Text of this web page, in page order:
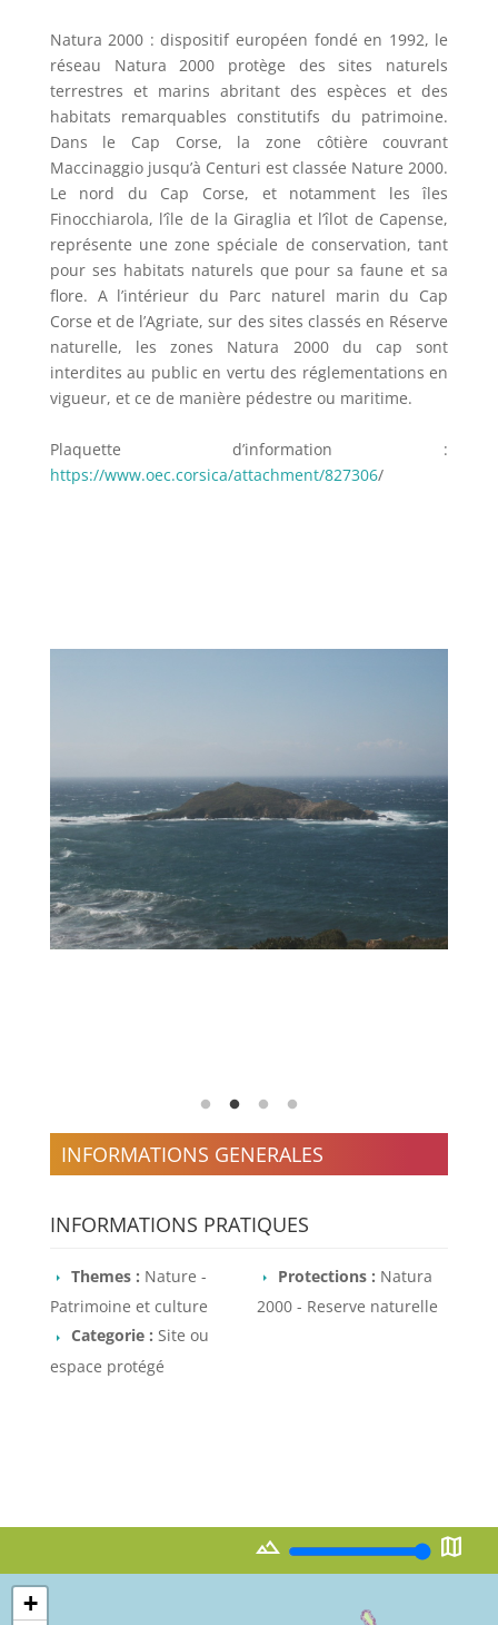
Natura 2000 : dispositif européen fondé en 1992, le
réseau Natura 2000 protège des sites naturels
terrestres et marins abritant des espèces et des
habitats remarquables constitutifs du patrimoine.
Dans le Cap Corse, la zone côtière couvrant
Maccinaggio jusqu’à Centuri est classée Nature 2000.
Le nord du Cap Corse, et notamment les îles
Finocchiarola, l’île de la Giraglia et l’îlot de Capense,
représente une zone spéciale de conservation, tant
pour ses habitats naturels que pour sa faune et sa
flore. A l’intérieur du Parc naturel marin du Cap
Corse et de l’Agriate, sur des sites classés en Réserve
naturelle, les zones Natura 2000 du cap sont
interdites au public en vertu des réglementations en
vigueur, et ce de manière pédestre ou maritime.
Plaquette d’information :
https://www.oec.corsica/attachment/827306/
INFORMATIONS GENERALES
INFORMATIONS PRATIQUES
Themes : Nature -
Patrimoine et culture
Categorie : Site ou
espace protégé
Protections : Natura
2000 - Reserve naturelle
landscape map
+